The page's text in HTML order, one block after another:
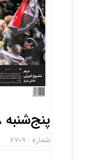
پنج‌شنبه 18 تیر 1405
شماره : 6709